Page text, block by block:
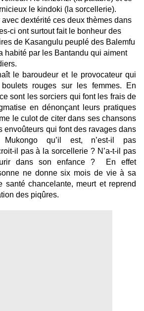
le kindoki (la sorcellerie).
avec dextérité ces deux thèmes dans
ci ont surtout fait le bonheur des
de Kasangulu peuplé des Balemfu
habité par les Bantandu qui aiment
le baroudeur et le provocateur qui
rouges sur les femmes. En
sont les sorciers qui font les frais de
en dénonçant leurs pratiques
le culot de citer dans ses chansons
envoûteurs qui font des ravages dans
qu’il est, n’est-il pas
il pas à la sorcellerie ? N’a-t-il pas
dans son enfance ? En effet
ne donne six mois de vie à sa
santé chancelante, meurt et reprend
des piqûres.